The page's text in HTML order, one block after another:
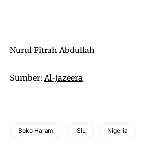
Nurul Fitrah Abdullah
Sumber: Al-Jazeera
Boko Haram ISIL Nigeria